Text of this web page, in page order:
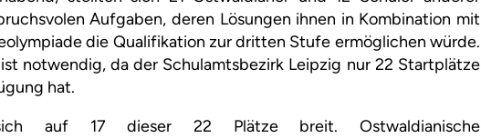
Aufgaben, deren Lösungen ihnen in Kombination mit
die Qualifikation zur dritten Stufe ermöglichen würde.
notwendig, da der Schulamtsbezirk Leipzig nur 22 Startplätze
hat.
auf 17 dieser 22 Plätze breit. Ostwaldianische